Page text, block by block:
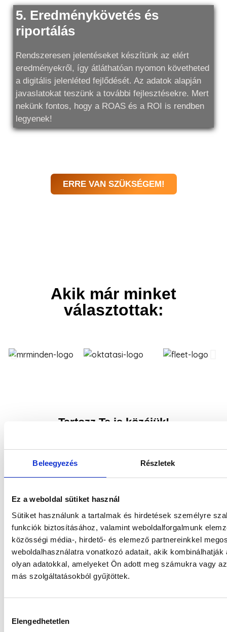
Beleegyezés Részletek
Ez a weboldal sütiket használ
Sütiket használunk a tartalmak és hirdetések személyre
funkciók biztosításához, valamint weboldalforgalmunk
közösségi média-, hirdető- és elemező partnereinkkel
weboldalhasználatra vonatkozó adatait, akik kombinálhatják
olyan adatokkal, amelyeket Ön adott meg számukra vagy
más szolgáltatásokból gyűjtöttek.
kiválasztása
Elengedhetetlen
5. Eredménykövetés és
riportálás
Rendszeresen jelentéseket készítünk az elért
eredményekről, így átláthatóan nyomon követheted
a digitális jelenléted fejlődését. Az adatok alapján
javaslatokat teszünk a további fejlesztésekre. Mert
nekünk fontos, hogy a ROAS és a ROI is rendben
legyenek!
ERRE VAN SZÜKSÉGEM!
Akik már minket
választottak:
Tartozz Te is közéjük!
Szeretnél azonnal
belevágni?
Az szuper, a
lelkesedésedért cserébe